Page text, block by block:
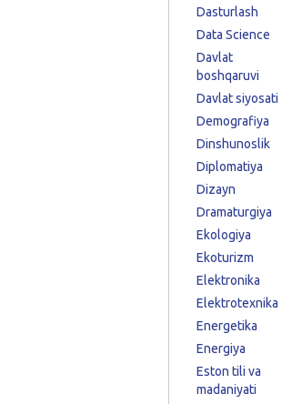
Dasturlash
Data Science
Davlat
boshqaruvi
Davlat siyosati
Demografiya
Dinshunoslik
Diplomatiya
Dizayn
Dramaturgiya
Ekologiya
Ekoturizm
Elektronika
Elektrotexnika
Energetika
Energiya
Eston tili va
madaniyati